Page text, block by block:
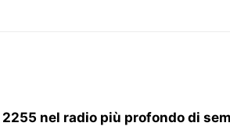
nel radio più profondo di